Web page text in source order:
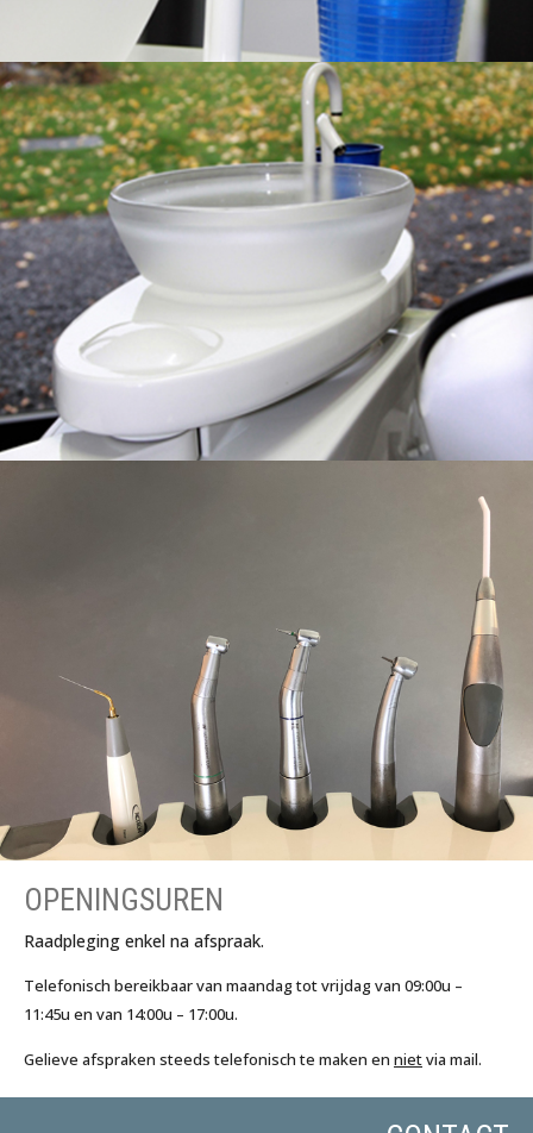
OPENINGSUREN
Raadpleging enkel na afspraak.
Telefonisch bereikbaar van maandag tot vrijdag van 09:00u –
11:45u en van 14:00u – 17:00u.
Gelieve afspraken steeds telefonischte maken en nietvia mail.